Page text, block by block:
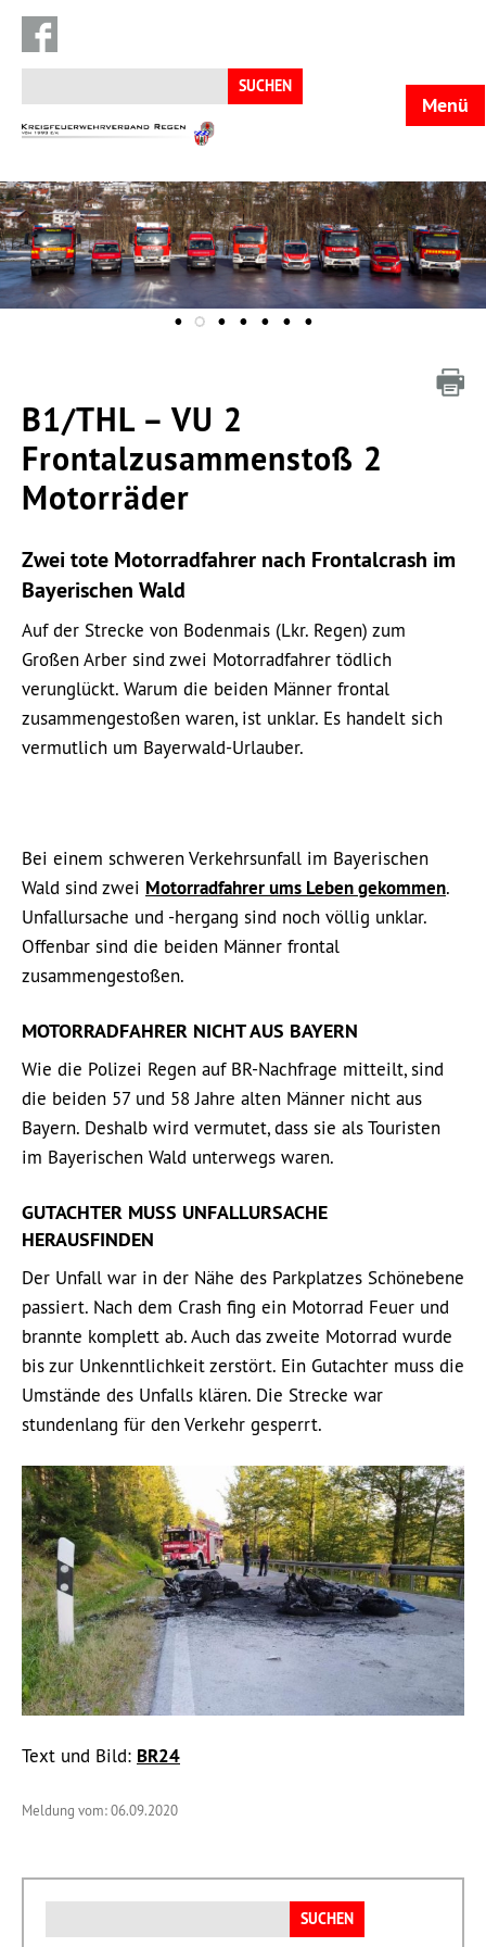
Suchen
nach:
KFV
Menü
B1/THL – VU 2
Frontalzusammenstoß 2
Motorräder
Zwei tote Motorradfahrer nach Frontalcrash im
Bayerischen Wald
Auf der Strecke von Bodenmais (Lkr. Regen) zum
Großen Arber sind zwei Motorradfahrer tödlich
verunglückt. Warum die beiden Männer frontal
zusammengestoßen waren, ist unklar. Es handelt sich
vermutlich um Bayerwald-Urlauber.
Bei einem schweren Verkehrsunfall im Bayerischen
Wald sind zwei Motorradfahrer ums Leben gekommen.
Unfallursache und -hergang sind noch völlig unklar.
Offenbar sind die beiden Männer frontal
zusammengestoßen.
MOTORRADFAHRER NICHT AUS BAYERN
Wie die Polizei Regen auf BR-Nachfrage mitteilt, sind
die beiden 57 und 58 Jahre alten Männer nicht aus
Bayern. Deshalb wird vermutet, dass sie als Touristen
im Bayerischen Wald unterwegs waren.
GUTACHTER MUSS UNFALLURSACHE
HERAUSFINDEN
Der Unfall war in der Nähe des Parkplatzes Schönebene
passiert. Nach dem Crash fing ein Motorrad Feuer und
brannte komplett ab. Auch das zweite Motorrad wurde
bis zur Unkenntlichkeit zerstört. Ein Gutachter muss die
Umstände des Unfalls klären. Die Strecke war
stundenlang für den Verkehr gesperrt.
Text und Bild: BR24
Meldung vom: 06.09.2020
nach: